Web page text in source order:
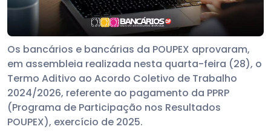
Os bancários e bancárias da POUPEX aprovaram,
em assembleia realizada nesta quarta-feira (28), o
Termo Aditivo ao Acordo Coletivo de Trabalho
2024/2026, referente ao pagamento da PPRP
(Programa de Participação nos Resultados
POUPEX), exercício de 2025.